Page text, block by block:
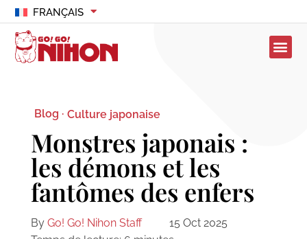
FRANÇAIS
Blog · Culture japonaise
Monstres japonais :
les démons et les
fantômes des enfers
By Go! Go! Nihon Staff
15 Oct 2025